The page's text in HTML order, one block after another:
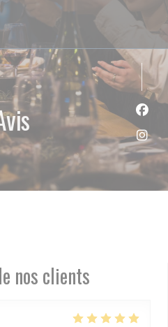
cookies
nos clients